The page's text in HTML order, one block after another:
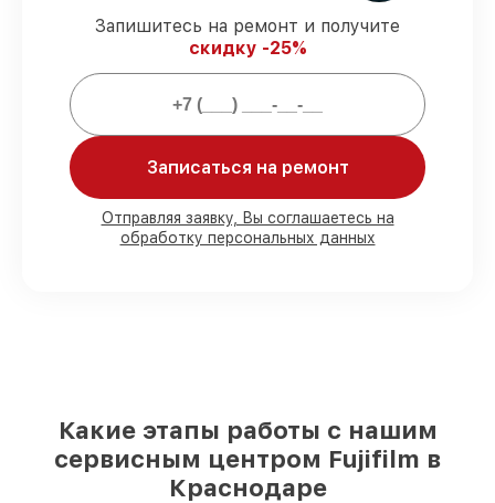
Подтвержденная гарантия– все
работы по восстановлению проводятся с
официальной гарантией.
Мы гарантируем:
80%работ с возможностью наблюдения
90%комплектующих для фотоаппаратов
на складе или доступны для срочного
Запишитесь на ремонт и получите
скидку -25%
Записаться на ремонт
Отправляя заявку, Вы соглашаетесь на
обработку персональных данных
Какие этапы работы с нашим
сервисным центром Fujifilm в
Краснодаре